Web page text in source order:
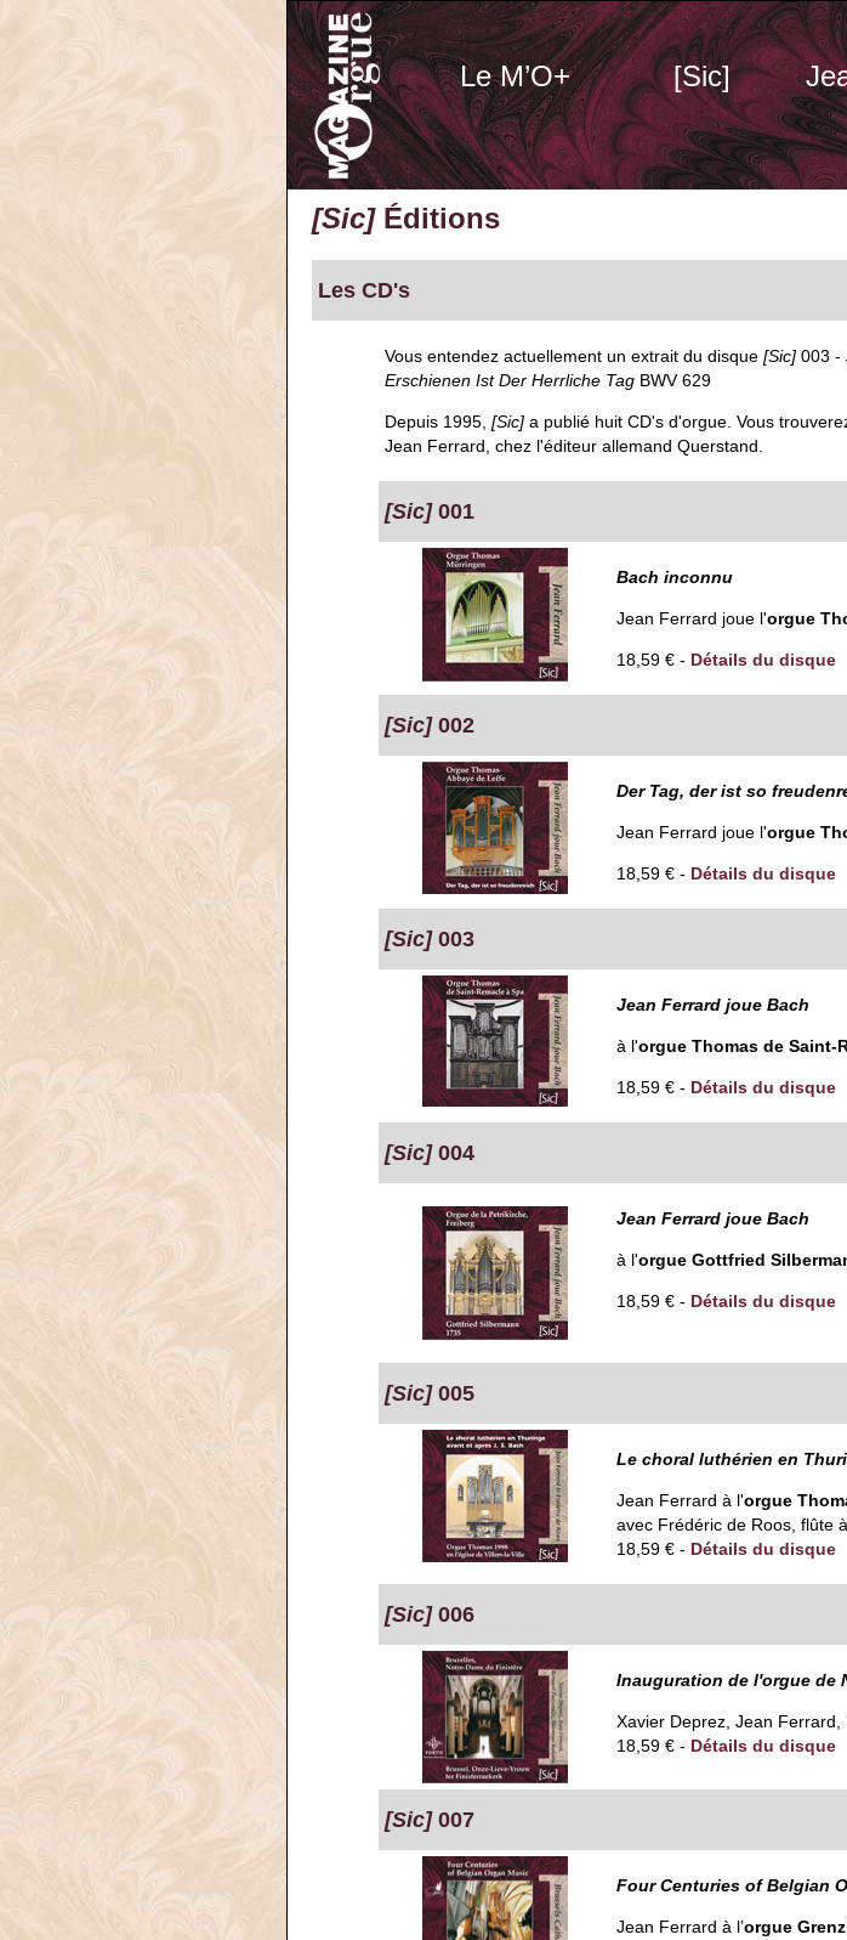
Le M’O+ [Sic]
[Sic]Éditions
Les CD's
Vous entendez actuellement un extrait du disque [Sic] 003 -
Erschienen Ist Der Herrliche Tag BWV 629
Depuis 1995, [Sic] a publié huit CD's d'orgue. Vous
Jean Ferrard, chez l'éditeur allemand Querstand.
[Sic]001
Bach inconnu
Jean Ferrard joue l'orgue
18,59 € - Détails du disque
[Sic]002
Der Tag, der ist so
Jean Ferrard joue l'orgue
18,59 € - Détails du disque
[Sic]003
Jean Ferrard joue Bach
à l'orgue Thomas de Saint-
18,59 € - Détails du disque
[Sic]004
Jean Ferrard joue Bach
à l'orgue Gottfried
18,59 € - Détails du disque
[Sic]005
Le choral luthérien en
Jean Ferrard à l'orgue
avec Frédéric de Roos, flûte
18,59 € - Détails du disque
[Sic]006
Inauguration de l'orgue de
Xavier Deprez, Jean
18,59 € - Détails du disque
[Sic]007
Four Centuries of Belgian
Jean Ferrard à l’orgue